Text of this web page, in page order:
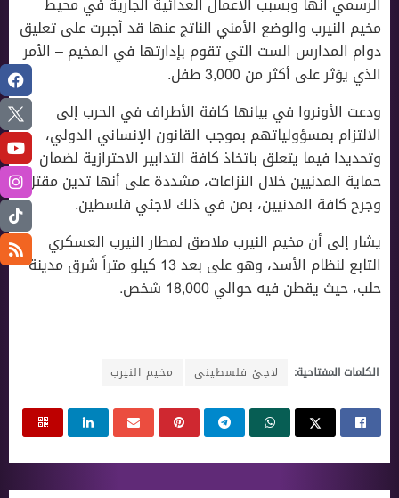
مخيم النيرب والوضع الأمني الناتج عنها قد أجبرت على تعليق
دوام المدارس الست التي تقوم بإدارتها في المخيم – الأمر
الذي يؤثر على أكثر من 3,000 طفل.
ودعت الأونروا في بيانها كافة الأطراف في الحرب إلى
الالتزام بمسؤولياتهم بموجب القانون الإنساني الدولي،
وتحديدا فيما يتعلق باتخاذ كافة التدابير الاحترازية لضمان
حماية المدنيين خلال النزاعات، مشددة على أنها تدين مقتل
وجرح كافة المدنيين، بمن في ذلك لاجئي فلسطين.
يشار إلى أن مخيم النيرب ملاصق لمطار النيرب العسكري
التابع لنظام الأسد، وهو على بعد ١٣ كيلو متراً شرق مدينة
حلب، حيث يقطن فيه حوالي 18,000 شخص.
الكلمات المفتاحية: لاجئ فلسطيني مخيم النيرب